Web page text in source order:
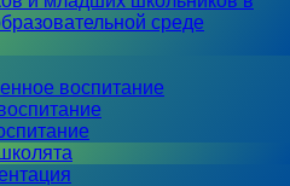
среде
воспитание